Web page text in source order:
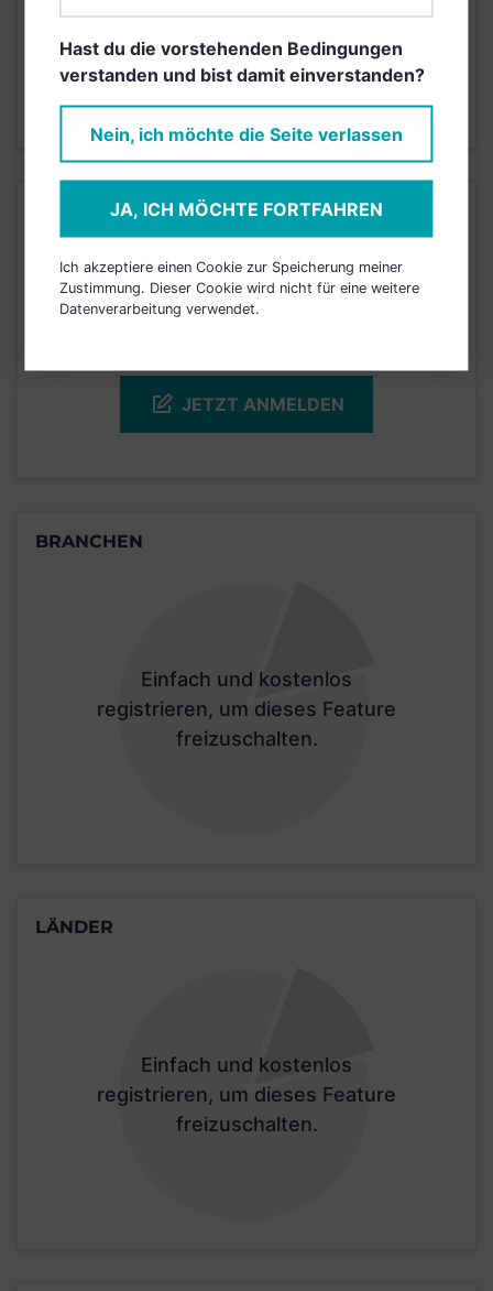
3 4 5 6
KURSENTWICKLUNG
Einfach und kostenlos
registrieren, um dieses Feature
JETZT ANMELDEN
BRANCHEN
Einfach und kostenlos
registrieren, um dieses Feature
freizuschalten.
LÄNDER
Einfach und kostenlos
registrieren, um dieses Feature
freizuschalten.
Hast du die vorstehenden Bedingungen
verstanden und bist damit einverstanden?
Nein, ich möchte die Seite verlassen
JA, ICH MÖCHTE FORTFAHREN
Ich akzeptiere einen Cookie zur Speicherung meiner
Zustimmung. Dieser Cookie wird nicht für eine weitere
Datenverarbeitung verwendet.